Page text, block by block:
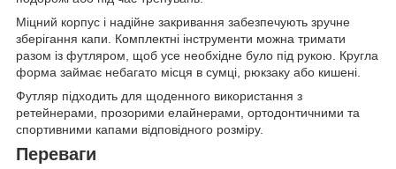
Міцний корпус і надійне закривання забезпечують зручне
зберігання капи. Комплектні інструменти можна тримати
разом із футляром, щоб усе необхідне було під рукою. Кругла
форма займає небагато місця в сумці, рюкзаку або кишені.
Футляр підходить для щоденного використання з
ретейнерами, прозорими елайнерами, ортодонтичними та
спортивними капами відповідного розміру.
Переваги